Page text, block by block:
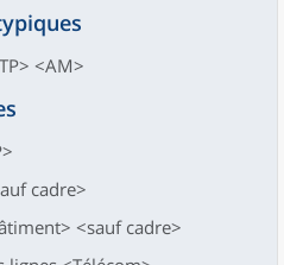
<AM>
cadre>
<sauf cadre>